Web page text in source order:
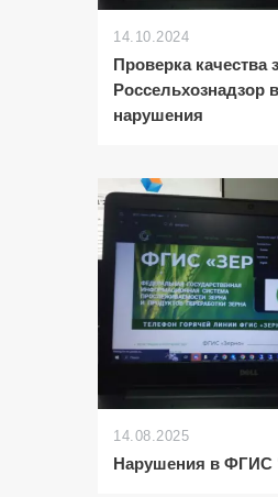
14.10.2024
Проверка качества
Россельхознадзор
нарушения
14.08.2025
Нарушения в ФГИС